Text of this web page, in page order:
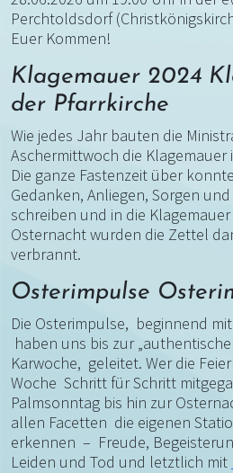
Perchtoldsdorf
Euer Kommen!
Klagemauer 2024
der Pfarrkirche
Wie jedes Jahr bauten die
Aschermittwoch die Klagemauer
Die ganze Fastenzeit über
Gedanken, Anliegen, Sorgen
schreiben und in die
Osternacht wurden die Zettel
verbrannt.
Osterimpulse
Die Osterimpulse, beginnend
haben uns bis zur
Karwoche, geleitet. Wer die
Woche Schritt für Schritt
Palmsonntag bis hin zur
allen Facetten die eigenen
erkennen – Freude,
Leiden und Tod und letztlich mit